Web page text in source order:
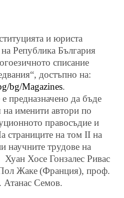
и юриста
Република България
списание
достъпно на:
bg/Magazines.
предназначено да бъде
на именити автори по
правосъдие и
страниците на том II на
научните трудове на
Хуан Хосе Гонзалес Ривас
Жакe(Франция), проф.
Семов.